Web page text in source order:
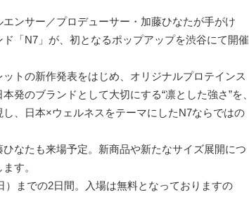
ンサー／プロデューサー・加藤ひなたが手がけ
「N7」が、初となるポップアップを渋谷にて開催
トの新作発表をはじめ、オリジナルプロテインス
発のブランドとして大切にする“凛とした強さ”を、
、日本×ウェルネスをテーマにしたN7ならではの
なたも来場予定。新商品や新たなサイズ展開につ
す。
までの2日間。入場は無料となっておりますの